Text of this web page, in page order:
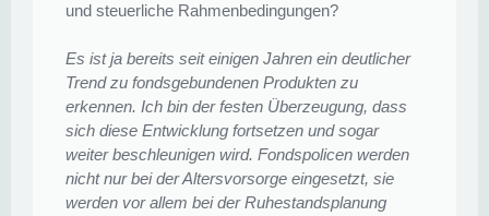
und steuerliche Rahmenbedingungen?
Es ist ja bereits seit einigen Jahren ein deutlicher
Trend zu fondsgebundenen Produkten zu
erkennen. Ich bin der festen Überzeugung, dass
sich diese Entwicklung fortsetzen und sogar
weiter beschleunigen wird. Fondspolicen werden
nicht nur bei der Altersvorsorge eingesetzt, sie
werden vor allem bei der Ruhestandsplanung